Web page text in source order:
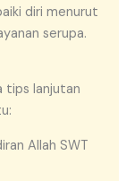
diri menurut
serupa.
tips lanjutan
Allah SWT